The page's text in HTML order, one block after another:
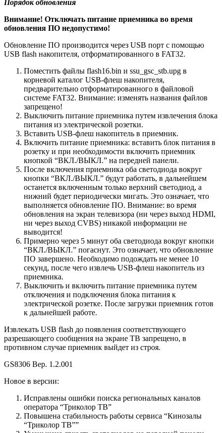
Порядок обновления
Внимание! Отключать питание приемника во время
обновления ПО недопустимо!
Обновление ПО производится через USB порт с помощью
USB flash накопителя, отформатированного в FAT32.
Поместить файлы flash16.bin и ssu_gsc_stb.upg в
корневой каталог USB-флеш накопителя,
предварительно отформатированного в файловой
системе FAT32. Внимание: изменять названия файлов
запрещено!
Выключить питание приемника путем извлечения блока
питания из электрической розетки.
Вставить USB-флеш накопитель в приемник.
Включить питание приемника: вставить блок питания в
розетку и при необходимости включить приемник
кнопкой “ВКЛ./ВЫКЛ.” на передней панели.
После включения приемника оба светодиода вокруг
кнопки “ВКЛ./ВЫКЛ.” будут работать, в дальнейшем
останется включенным только верхний светодиод, а
нижний будет периодически мигать. Это означает, что
выполняется обновление ПО. Внимание: во время
обновления на экран телевизора (ни через выход HDMI,
ни через выход CVBS) никакой информации не
выводится!
Примерно через 5 минут оба светодиода вокруг кнопки
“ВКЛ./ВЫКЛ.” погаснут. Это означает, что обновление
ПО завершено. Необходимо подождать не менее 10
секунд, после чего извлечь USB-флеш накопитель из
приемника.
Выключить и включить питание приемника путем
отключения и подключения блока питания к
электрической розетке. После загрузки приемник готов
к дальнейшей работе.
Извлекать USB flash до появления соответствующего
разрешающего сообщения на экране ТВ запрещено, в
противном случае приемник выйдет из строя.
GS8306 Вер. 1.2.001
Новое в версии:
Исправлены ошибки поиска региональных каналов
оператора “Триколор ТВ”
Повышена стабильность работы сервиса “Кинозалы
“Триколор ТВ””